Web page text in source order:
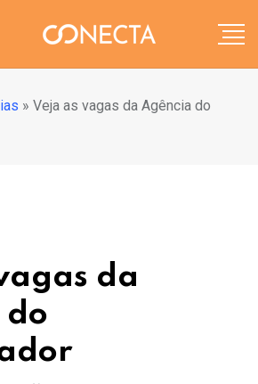
» Veja as vagas da Agência do
da
do